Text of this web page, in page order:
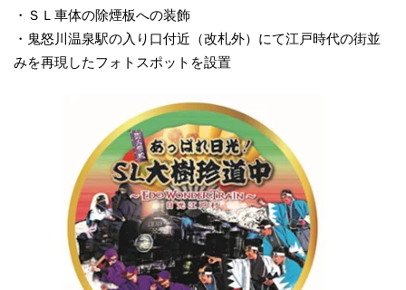
・ＳＬ車体の除煙板への装飾
・鬼怒川温泉駅の入り口付近（改札外）にて江戸時代の街並
みを再現したフォトスポットを設置